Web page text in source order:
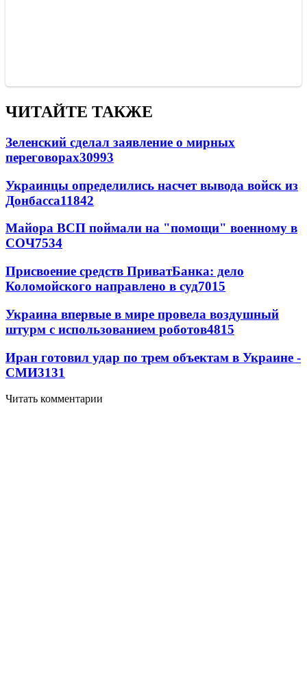
ЧИТАЙТЕ ТАКЖЕ
Зеленский сделал заявление о мирных
переговорах30993
Украинцы определились насчет вывода войск из
Донбасса11842
Майора ВСП поймали на "помощи" военному в
СОЧ7534
Присвоение средств ПриватБанка: дело
Коломойского направлено в суд7015
Украина впервые в мире провела воздушный
штурм с использованием роботов4815
Иран готовил удар по трем объектам в Украине -
СМИ3131
Читать комментарии